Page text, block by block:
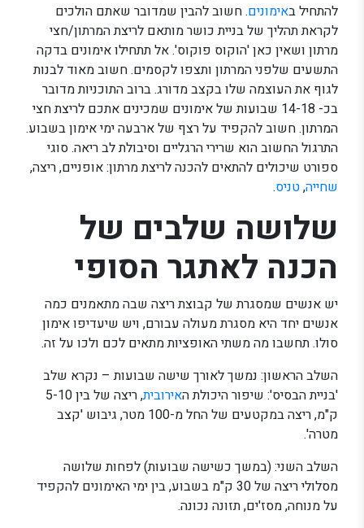
להתחיל באימונים. חשוב להבין שמדובר שאתם הולכים
לקראת תהליך של בניית כושר מותאם לריצת המרתון/חצי
מרתון ושאין כאן 'הוקוס פוקוס'. אל תתחילו אימונים בדקה
התשעים שלפני המרתון ותצפו לקסמים. חשוב מאוד לבנות
לגוף את העוצמה שלו בקצב מדורג. ברוב התוכניות מדובר
בכ- 14-18 שבועות של אימונים שמכינים אתכם לריצת חצי
המרתון. חשוב להקפיד על רצף של ארבעה ימי אימון בשבוע.
התרגול החשוב הוא שרירי הרגליים וסיבולת לב ריאה. סוגי
ספורט שיכולים להתאים להכנה לריצת מרתון: אופניים, ריצה,
שחייה,טניס.
שלושה שלבים של
הכנה לאתגר הסופי
יש אנשים שמסגרת של קבוצת ריצה שבה מתאמנים כמה
אנשים יחד היא מסגרת מעולה עבורם, ויש שיעדיפו אימון
סולו. תחשבו מה משתי האופציות מתאים לכם ולכו על זה.
השלב הראשון: נמשך לאורך שישה שבועות – נקרא שלב
'בניית הבסיס': שיפור היכולת האירובית
, ריצה של בין 5-10
ק"מ, ריצה במקטעים של החל מ-100 מטר, גיבוש 'קצב
מטרה'.
השלב השני: (במשך כשישה שבועות) לפחות שלושה
מסלולי ריצה של 30 ק"מ בשבוע, בין ימי האימונים להקפיד
על מנוחה, מסז'ים, תזונה נכונה.